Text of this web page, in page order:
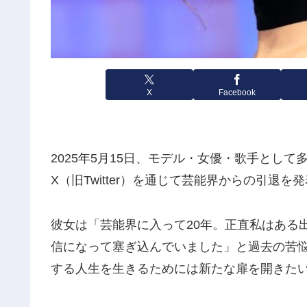
X Facebook
2025年5月15日、モデル・女優・ 歌手として
X（旧Twitter） を通じて芸能界からの引退を
彼女は「 芸能界に入って20年。正直私はある
信になって塞ぎ込んでいました」
と過去の苦
する人生を生きるためには新たな扉を開きた